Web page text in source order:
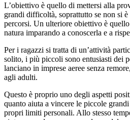
L’obiettivo è quello di mettersi alla
grandi difficoltà, soprattutto se non si
percorsi. Un ulteriore obiettivo è
natura imparando a conoscerla e a
Per i ragazzi si tratta di un’attività
solito, i più piccoli sono entusiasti dei
lanciano in imprese aeree senza
agli adulti.
Questo è proprio uno degli aspetti
quanto aiuta a vincere le piccole
propri limiti personali. Allo stesso